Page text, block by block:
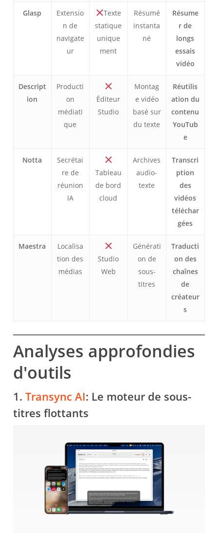
Glasp
Extensio
n de
navigate
ur
Texte
statique
unique
ment
Résumé
instanta
né
Résume
r de
longs
essais
vidéo
Descript
ion
Producti
on
médiati
que
Éditeur
Studio
Montag
e vidéo
basé sur
du texte
Réutilis
ation du
contenu
YouTub
e
Notta
Secrétai
re de
réunion
IA
Tableau
de bord
cloud
Archives
audio-
texte
Transcri
ption
des
vidéos
téléchar
gées
Maestra
Localisa
tion des
médias
Studio
Web
Générati
on de
sous-
titres
Traducti
on des
chaînes
de
créateur
s
Analyses approfondies
d'outils
1. Transync AI: Le moteur de sous-
titres flottants